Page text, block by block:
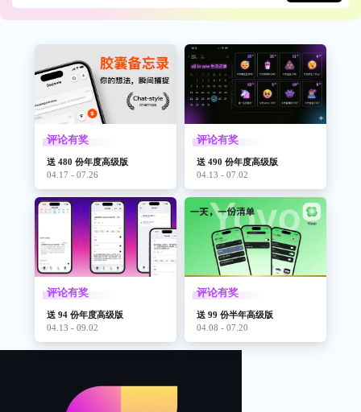
评论有奖
送 480 份年度高级版
04.17 - 07.26
评论有奖
送 490 份年度高级版
04.13 - 07.02
评论有奖
送 94 份年度高级版
04.13 - 09.02
评论有奖
送 99 份半年高级版
04.08 - 07.20